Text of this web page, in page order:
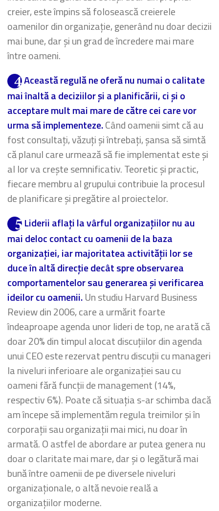
creier, este împins să folosească creierele
oamenilor din organizație, generând nu doar decizii
mai bune, dar și un grad de încredere mai mare
între oameni.
Această regulă ne oferă nu numai o calitate
mai înaltă a deciziilor și a planificării, ci și o
acceptare mult mai mare de către cei care vor
urma să implementeze.Când oamenii simt că au
fost consultați, văzuți și întrebați, șansa să simtă
că planul care urmează să fie implementat este și
al lor va crește semnificativ. Teoretic și practic,
fiecare membru al grupului contribuie la procesul
de planificare și pregătire al proiectelor.
Liderii aflați la vârful organizațiilor nu au
mai deloc contact cu oamenii de la baza
organizației, iar majoritatea activității lor se
duce în altă direcție decât spre observarea
comportamentelor sau generarea și verificarea
ideilor cu oamenii.Un studiu Harvard Business
Review din 2006, care a urmărit foarte
îndeaproape agenda unor lideri de top, ne arată că
doar 20% din timpul alocat discuțiilor din agenda
unui CEO este rezervat pentru discuții cu manageri
la niveluri inferioare ale organizației sau cu
oameni fără funcții de management (14%,
respectiv 6%). Poate că situația s-ar schimba dacă
am începe să implementăm regula treimilor și în
corporații sau organizații mai mici, nu doar în
armată. O astfel de abordare ar putea genera nu
doar o claritate mai mare, dar și o legătură mai
bună între oamenii de pe diversele niveluri
organizaționale, o altă nevoie reală a
organizațiilor moderne.